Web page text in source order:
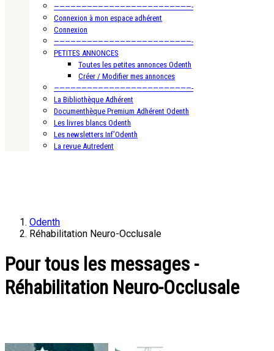
—————————————————————————-
Connexion à mon espace adhérent
Connexion
—————————————————————————-
PETITES ANNONCES
Toutes les petites annonces Odenth
Créer / Modifier mes annonces
—————————————————————————-
La Bibliothèque Adhérent
Documenthèque Premium Adhérent Odenth
Les livres blancs Odenth
Les newsletters Inf’Odenth
La revue Autredent
Odenth
Réhabilitation Neuro-Occlusale
Pour tous les messages -
Réhabilitation Neuro-Occlusale